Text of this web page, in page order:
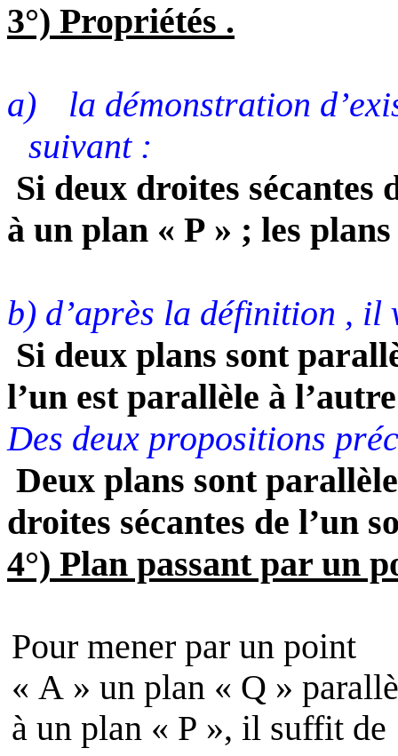
3°) Propriétés .
a)
la démonstration
suivant :
Si deux droites sécantes
à un plan « P » ; les
b) d’après la définition , il
Si deux plans sont
l’un est parallèle à
Des deux propositions
Deux plans sont
droites sécantes de l’un
4°) Plan passant par un
Pour mener par un point
« A » un plan « Q »
à un plan « P », il suffit de